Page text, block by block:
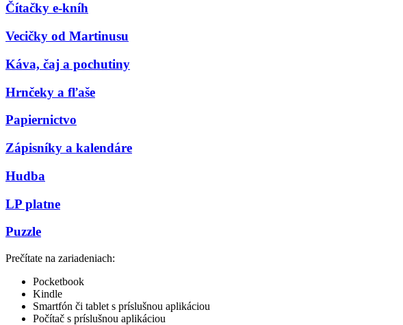
Čítačky e-kníh
Vecičky od Martinusu
Káva, čaj a pochutiny
Hrnčeky a fľaše
Papiernictvo
Zápisníky a kalendáre
Hudba
LP platne
Puzzle
Prečítate na zariadeniach:
Pocketbook
Kindle
Smartfón či tablet s príslušnou aplikáciou
Počítač s príslušnou aplikáciou